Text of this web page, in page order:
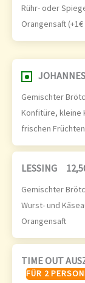
Rühr- oder
Orangensaft
Gemischter
Konfitüre, kleine
frischen
LESSING
Gemischter
Wurst- und
Orangensaft
TIME OUT
FÜR 2